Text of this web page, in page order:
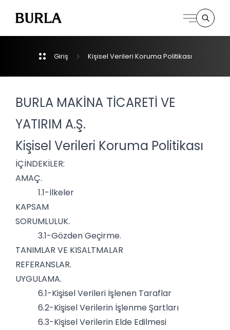
Kurumsal
İletişim
Giriş Kişisel Verileri Koruma Politikası
BURLA MAKİNA TİCARETİ VE
YATIRIM A.Ş.
Kişisel Verileri Koruma Politikası
İÇİNDEKİLER:
AMAÇ.
1.1-İlkeler
KAPSAM
SORUMLULUK.
3.1-Gözden Geçirme.
TANIMLAR VE KISALTMALAR
REFERANSLAR.
UYGULAMA.
6.1-Kişisel Verileri İşlenen Taraflar
6.2-Kişisel Verilerin İşlenme Şartları
6.3-Kişisel Verilerin Elde Edilmesi